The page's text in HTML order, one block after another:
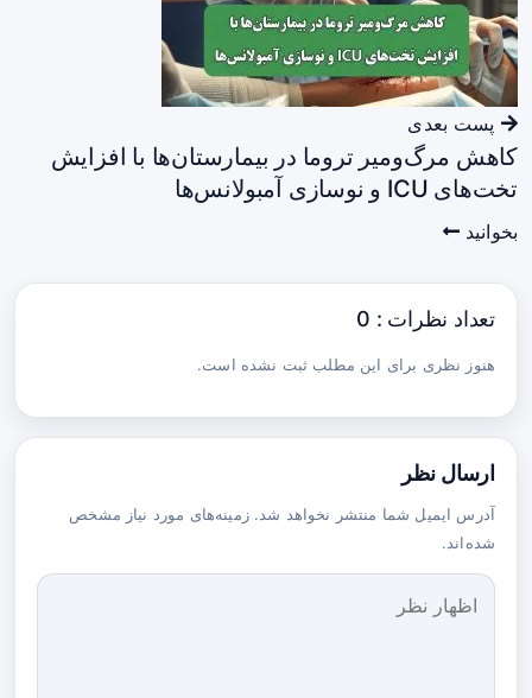
پست بعدی
کاهش مرگ‌ومیر تروما در بیمارستان‌ها با افزایش
تخت‌های ICU و نوسازی آمبولانس‌ها
بخوانید
تعداد نظرات : 0
هنوز نظری برای این مطلب ثبت نشده است.
ارسال نظر
آدرس ایمیل شما منتشر نخواهد شد. زمینه‌های مورد نیاز مشخص
شده‌اند.